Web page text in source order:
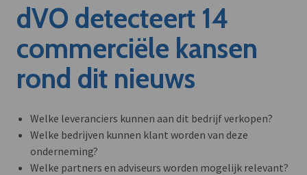
dVO detecteert 14
commerciële kansen
rond dit nieuws
Welke leveranciers kunnen aan dit bedrijf verkopen?
Welke bedrijven kunnen klant worden van deze
onderneming?
Welke partners en adviseurs worden mogelijk relevant?